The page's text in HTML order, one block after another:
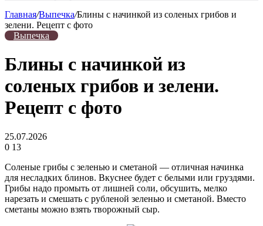
Главная/Выпечка/Блины с начинкой из соленых грибов и
зелени. Рецепт с фото
Выпечка
Блины с начинкой из
соленых грибов и зелени.
Рецепт с фото
25.07.2026
0 13
Соленые грибы с зеленью и сметаной — отличная начинка
для несладких блинов. Вкуснее будет с белыми или груздями.
Грибы надо промыть от лишней соли, обсушить, мелко
нарезать и смешать с рубленой зеленью и сметаной. Вместо
сметаны можно взять творожный сыр.